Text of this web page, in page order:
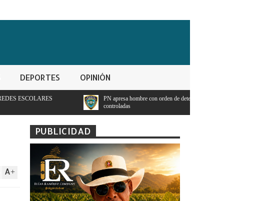
DEPORTES OPINIÓN
PN apresa hombre con orden de detencion por ppresunto trafico de sustancias
A+
PUBLICIDAD